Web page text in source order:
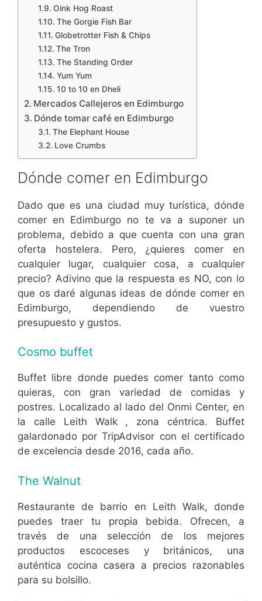
Oink Hog Roast
The Gorgie Fish Bar
Globetrotter Fish & Chips
The Tron
The Standing Order
Yum Yum
10 to 10 en Dheli
Mercados Callejeros en Edimburgo
Dónde tomar café en Edimburgo
The Elephant House
Love Crumbs
Dónde comer en Edimburgo
Dado que es una ciudad muy turística, dónde
comer en Edimburgo no te va a suponer un
problema, debido a que cuenta con una gran
oferta hostelera. Pero, ¿quieres comer en
cualquier lugar, cualquier cosa, a cualquier
precio? Adivino que la respuesta es NO, con lo
que os daré algunas ideas de dónde comer en
Edimburgo, dependiendo de vuestro
presupuesto y gustos.
Cosmo buffet
Buffet libre donde puedes comer tanto como
quieras, con gran variedad de comidas y
postres. Localizado al lado del Onmi Center, en
la calle Leith Walk , zona céntrica. Buffet
galardonado por TripAdvisor con el certificado
de excelencia desde 2016, cada año.
The Walnut
Restaurante de barrio en Leith Walk, donde
puedes traer tu propia bebida. Ofrecen, a
través de una selección de los mejores
productos escoceses y británicos, una
auténtica cocina casera a precios razonables
para su bolsillo.